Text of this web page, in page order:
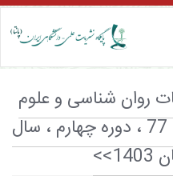
روان شناسی و علوم
تربیتی>> آرشیو <<شماره 77 ، دوره چهارم ، سال